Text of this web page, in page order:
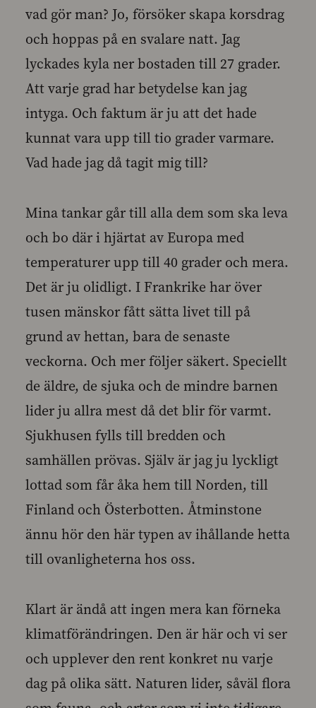
vad gör man? Jo, försöker skapa korsdrag
och hoppas på en svalare natt. Jag
lyckades kyla ner bostaden till 27 grader.
Att varje grad har betydelse kan jag
intyga. Och faktum är ju att det hade
kunnat vara upp till tio grader varmare.
Vad hade jag då tagit mig till?
Mina tankar går till alla dem som ska leva
och bo där i hjärtat av Europa med
temperaturer upp till 40 grader och mera.
Det är ju olidligt. I Frankrike har över
tusen mänskor fått sätta livet till på
grund av hettan, bara de senaste
veckorna. Och mer följer säkert. Speciellt
de äldre, de sjuka och de mindre barnen
lider ju allra mest då det blir för varmt.
Sjukhusen fylls till bredden och
samhällen prövas. Själv är jag ju lyckligt
lottad som får åka hem till Norden, till
Finland och Österbotten. Åtminstone
ännu hör den här typen av ihållande hetta
till ovanligheterna hos oss.
Klart är ändå att ingen mera kan förneka
klimatförändringen. Den är här och vi ser
och upplever den rent konkret nu varje
dag på olika sätt. Naturen lider, såväl flora